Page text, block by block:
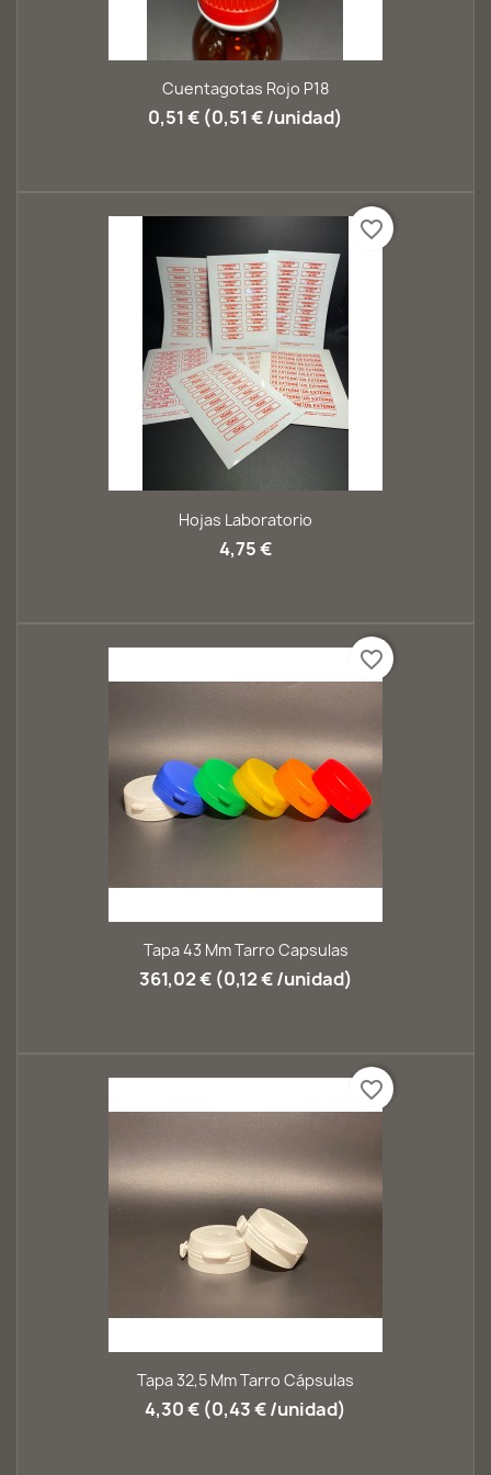
Cuentagotas Rojo P18
0,51 € (0,51 € /unidad)
Hojas Laboratorio
4,75 €
favorite_border
Tapa 43 Mm Tarro Capsulas
361,02 € (0,12 € /unidad)
favorite_border
Tapa 32,5 Mm Tarro Cápsulas
4,30 € (0,43 € /unidad)
favorite_border